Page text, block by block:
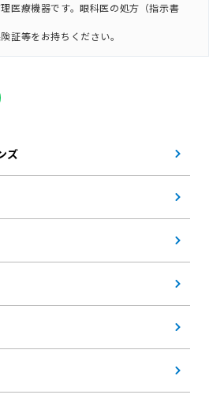
医療機器です。眼科医の処方（指示書
証等をお持ちください。
ズ